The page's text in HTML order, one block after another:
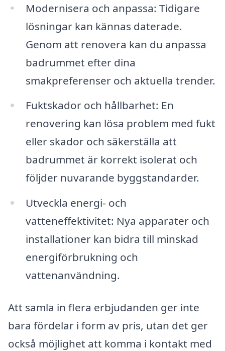
Modernisera och anpassa: Tidigare
lösningar kan kännas daterade.
Genom att renovera kan du anpassa
badrummet efter dina
smakpreferenser och aktuella trender.
Fuktskador och hållbarhet: En
renovering kan lösa problem med fukt
eller skador och säkerställa att
badrummet är korrekt isolerat och
följder nuvarande byggstandarder.
Utveckla energi- och
vatteneffektivitet: Nya apparater och
installationer kan bidra till minskad
energiförbrukning och
vattenanvändning.
Att samla in flera erbjudanden ger inte
bara fördelar i form av pris, utan det ger
också möjlighet att komma i kontakt med